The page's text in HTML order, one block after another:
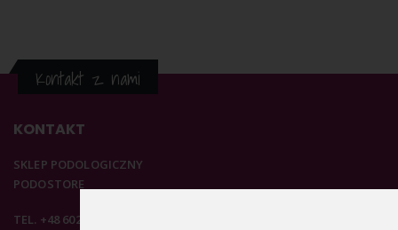
Kontakt z nami
KONTAKT
SKLEP PODOLOGICZNY
PODOSTORE
TEL. +48 602 537 894